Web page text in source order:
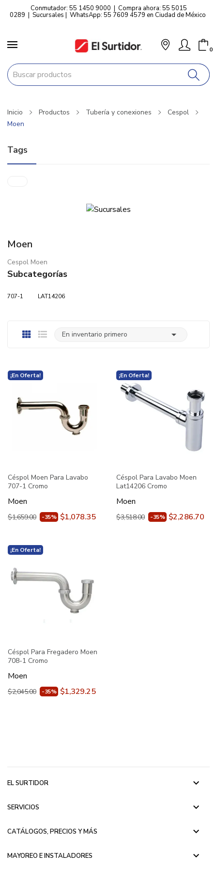
Conmutador: 55 1450 9000 | Compra ahora: 55 5015
0289 | Sucursales | WhatsApp: 55 7609 4579 en Ciudad de México
0
Inicio Productos Tubería y conexiones
Cespol
Moen
Tags
Moen
Cespol Moen
Subcategorías
707-1 LAT14206
En inventario primero 
¡En Oferta!
Céspol Moen Para Lavabo
707-1 Cromo
Moen
$1,659.00 -35% $1,078.35
¡En Oferta!
Céspol Para Lavabo Moen
Lat14206 Cromo
Moen
$3,518.00 -35% $2,286.70
¡En Oferta!
Céspol Para Fregadero Moen
708-1 Cromo
Moen
$2,045.00 -35% $1,329.25
EL SURTIDOR keyboard_arrow_down
SERVICIOS keyboard_arrow_down
CATÁLOGOS, PRECIOS Y MÁS keyboard_arrow_down
MAYOREO E INSTALADORES keyboard_arrow_down